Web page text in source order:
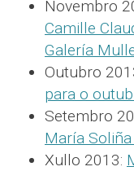
Novembro
Camille
Galería
Outubro
para o
Setembro
María
Xullo 2013: